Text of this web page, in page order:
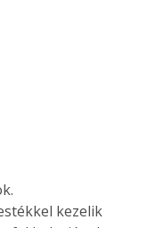
kezelik